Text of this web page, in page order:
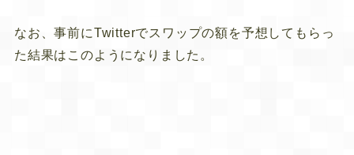
なお、事前にTwitterでスワップの額を予想してもらっ
た結果はこのようになりました。